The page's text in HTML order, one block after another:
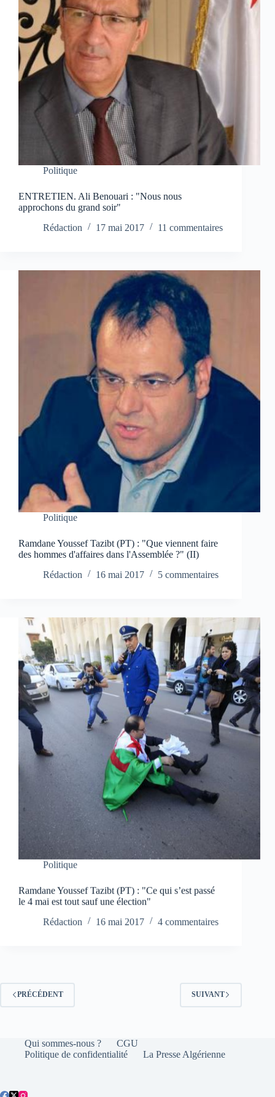
Politique
ENTRETIEN. Ali Benouari : "Nous nous
approchons du grand soir"
Rédaction
17 mai 2017 11 commentaires
Politique
Ramdane Youssef Tazibt (PT) : "Que viennent faire
des hommes d'affaires dans l'Assemblée ?" (II)
Rédaction
16 mai 2017 5 commentaires
Politique
Ramdane Youssef Tazibt (PT) : "Ce qui s’est passé
le 4 mai est tout sauf une élection"
Rédaction
16 mai 2017 4 commentaires
PRÉCÉDENT SUIVANT
Qui sommes-nous ?
CGU
Politique de confidentialité
La Presse Algérienne